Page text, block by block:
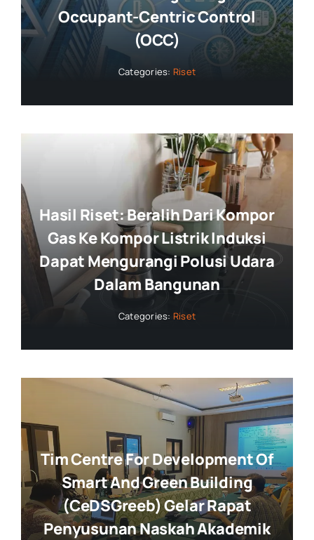
Occupant-Centric Control
(OCC)
Categories: Riset
Hasil Riset: Beralih Dari Kompor
Gas Ke Kompor Listrik Induksi
Dapat Mengurangi Polusi Udara
Dalam Bangunan
Categories: Riset
Tim Centre For Development Of
Smart And Green Building
(CeDSGreeb) Gelar Rapat
Penyusunan Naskah Akademik